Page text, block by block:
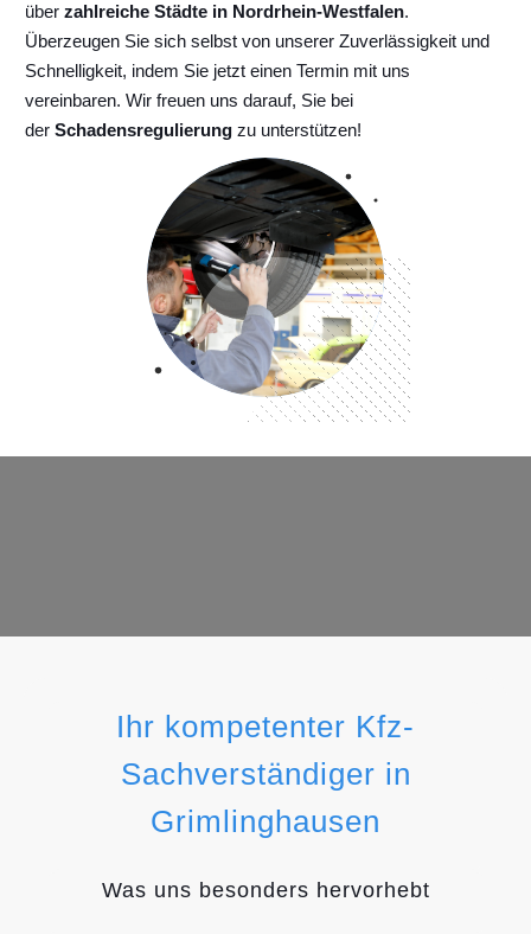
über zahlreiche Städte in Nordrhein-Westfalen.
Überzeugen Sie sich selbst von unserer Zuverlässigkeit und
Schnelligkeit, indem Sie jetzt einen Termin mit uns
vereinbaren. Wir freuen uns darauf, Sie bei
der Schadensregulierung zu unterstützen!
Ihr kompetenter Kfz-
Sachverständiger in
Grimlinghausen
Was uns besonders hervorhebt